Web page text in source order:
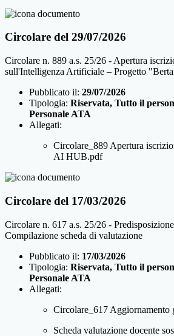
Circolare del 29/07/2026
Circolare n. 889 a.s. 25/26 - Apertura
sull'Intelligenza Artificiale – Progetto
Pubblicato il: 29/07/2026
Tipologia: Riservata, Tutto il
Personale ATA
Allegati:
Circolare_889 Apertura
AI HUB.pdf
Circolare del 17/03/2026
Circolare n. 617 a.s. 25/26 -
Compilazione scheda di valutazione
Pubblicato il: 17/03/2026
Tipologia: Riservata, Tutto il
Personale ATA
Allegati:
Circolare_617 Aggiornamento
Scheda valutazione docente